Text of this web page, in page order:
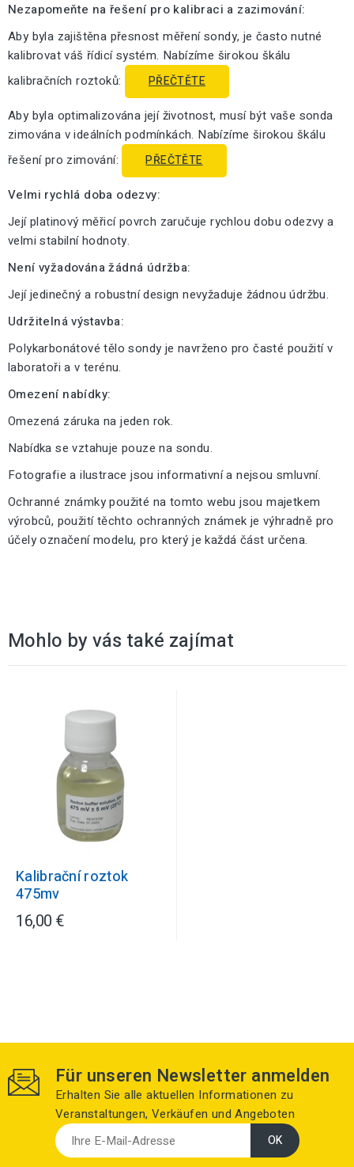
Nezapomeňte na řešení pro kalibraci a zazimování:
Aby byla zajištěna přesnost měření sondy, je často nutné
kalibrovat váš řídicí systém. Nabízíme širokou škálu
kalibračních roztoků:
PŘEČTĚTE
Aby byla optimalizována její životnost, musí být vaše sonda
zimována v ideálních podmínkách. Nabízíme širokou škálu
řešení pro zimování:
PŘEČTĚTE
Velmi rychlá doba odezvy:
Její platinový měřicí povrch zaručuje rychlou dobu odezvy a
velmi stabilní hodnoty.
Není vyžadována žádná údržba:
Její jedinečný a robustní design nevyžaduje žádnou údržbu.
Udržitelná výstavba:
Polykarbonátové tělo sondy je navrženo pro časté použití v
laboratoři a v terénu.
Omezení nabídky:
Omezená záruka na jeden rok.
Nabídka se vztahuje pouze na sondu.
Fotografie a ilustrace jsou informativní a nejsou smluvní.
Ochranné známky použité na tomto webu jsou majetkem
výrobců, použití těchto ochranných známek je výhradně pro
účely označení modelu, pro který je každá část určena.
Mohlo by vás také zajímat
Kalibrační roztok
475mv
16,00 €
Für unseren Newsletter anmelden
Erhalten Sie alle aktuellen Informationen zu
Veranstaltungen, Verkäufen und Angeboten